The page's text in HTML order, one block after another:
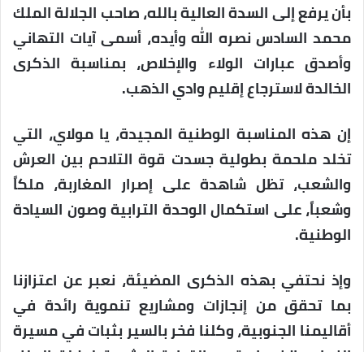
بأن يرفع إلى السدة العالية بالله، صاحب الجلالة الملك
محمد السادس نصره الله وأيده، أسمى آيات التهاني
وأصدق عبارات الولاء والإخلاص، بمناسبة الذكرى
الخالدة لاسترجاع إقليم وادي الذهب.
إن هذه المناسبة الوطنية المجيدة، يا مولاي، التي
تخلد ملحمة بطولية جسدت قوة التلاحم بين العرش
والشعب، تظل شاهدة على إصرار المغاربة، ملكاً
وشعباً، على استكمال الوحدة الترابية وصون السيادة
الوطنية.
وإذ نحتفي بهذه الذكرى المضيئة، نعبر عن اعتزازنا
بما تحقق من إنجازات ومشاريع تنموية رائدة في
أقاليمنا الجنوبية، وكلنا فخر بالسير بثبات في مسيرة